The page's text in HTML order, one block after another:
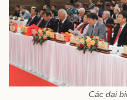
Các đại